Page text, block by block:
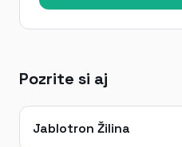
Pozrite si aj
Jablotron Žilina